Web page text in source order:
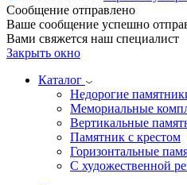
Сообщение отправлено
Ваше сообщение успешно
Вами свяжется наш специалист
Закрыть окно
Каталог
Недорогие
Мемориальные
Вертикальные
Памятник с крестом
Горизонтальные
С художественной